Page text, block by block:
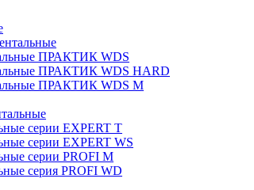
ПРАКТИК WDS
ПРАКТИК WDS HARD
ПРАКТИК WDS M
серии EXPERT T
серии EXPERT WS
серии PROFI M
серия PROFI WD